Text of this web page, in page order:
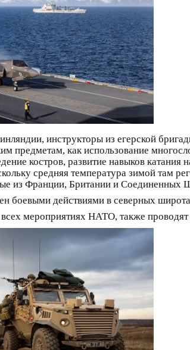
инструкторы из егерской
предметам, как использование
костров, развитие навыков
средняя температура зимой там
из Франции, Британии и Соединенных
боевыми действиями в северных
мероприятиях НАТО, также проводят